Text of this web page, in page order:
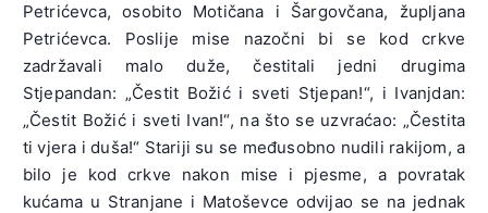
Petrićevca, osobito Motičana i Šargovčana, župljana
Petrićevca. Poslije mise nazočni bi se kod crkve
zadržavali malo duže, čestitali jedni drugima
Stjepandan: „Čestit Božić i sveti Stjepan!“, i Ivanjdan:
„Čestit Božić i sveti Ivan!“, na što se uzvraćao: „Čestita
ti vjera i duša!“ Stariji su se međusobno nudili rakijom, a
bilo je kod crkve nakon mise i pjesme, a povratak
kućama u Stranjane i Matoševce odvijao se na jednak